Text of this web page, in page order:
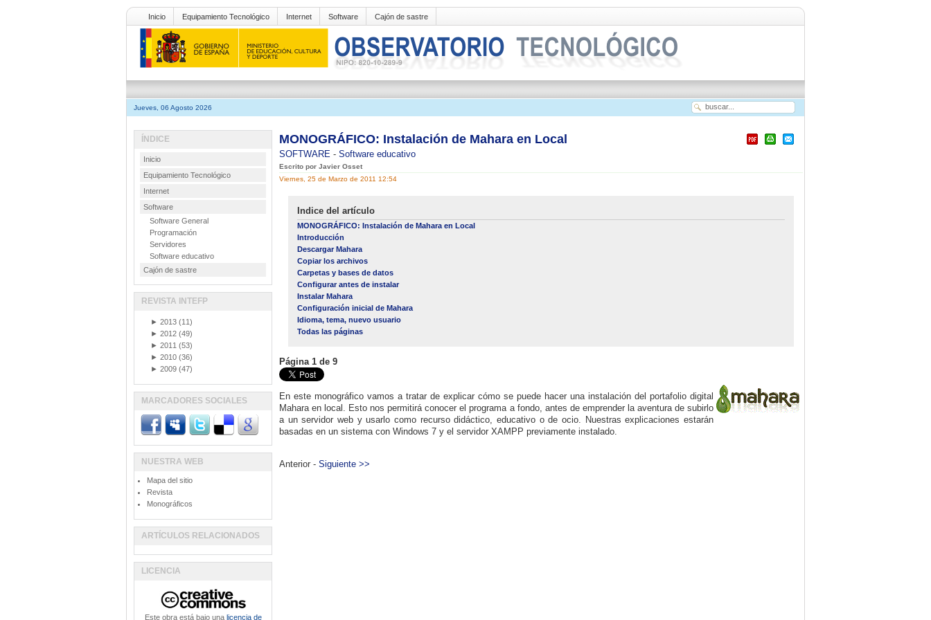
Inicio Equipamiento Tecnológico Internet Software Cajón de sastre
Jueves, 06 Agosto 2026
MONOGRÁFICO: Instalación de Mahara en Local
SOFTWARE - Software educativo
Escrito por Javier Osset
Viernes, 25 de Marzo de 2011 12:54
Indice del artículo
MONOGRÁFICO: Instalación de Mahara en Local
Introducción
Descargar Mahara
Copiar los archivos
Carpetas y bases de datos
Configurar antes de instalar
Instalar Mahara
Configuración inicial de Mahara
Idioma, tema, nuevo usuario
Todas las páginas
Página 1 de 9
En este monográfico vamos a tratar de explicar cómo se puede hacer una instalación del portafolio digital
Mahara en local. Esto nos permitirá conocer el programa a fondo, antes de emprender la aventura de subirlo
a un servidor web y usarlo como recurso didáctico, educativo o de ocio. Nuestras explicaciones estarán
basadas en un sistema con Windows 7 y el servidor XAMPP previamente instalado.
Anterior - Siguiente >>
ÍNDICE
Inicio
Equipamiento Tecnológico
Internet
Software
Software General
Programación
Servidores
Software educativo
Cajón de sastre
REVISTA INTEFP
► 2013 (11)
► 2012 (49)
► 2011 (53)
► 2010 (36)
► 2009 (47)
MARCADORES SOCIALES
NUESTRA WEB
Mapa del sitio
Revista
Monográficos
ARTÍCULOS RELACIONADOS
LICENCIA
Este obra está bajo una licencia de